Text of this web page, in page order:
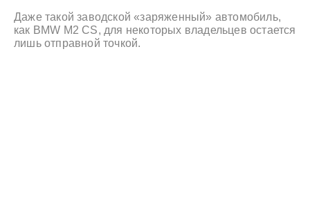
Даже такой заводской «заряженный» автомобиль,
как BMW M2 CS, для некоторых владельцев остается
лишь отправной точкой.